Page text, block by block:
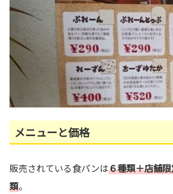
メニューと価格
販売されている食パンは６種類＋店舗
類。